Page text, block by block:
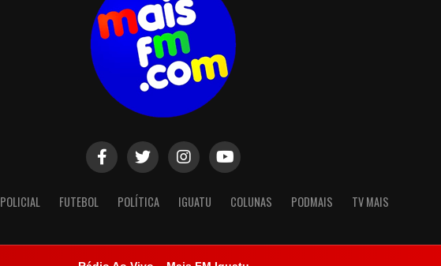
POLICIAL FUTEBOL POLÍTICA IGUATU COLUNAS PODMAIS TV MAIS